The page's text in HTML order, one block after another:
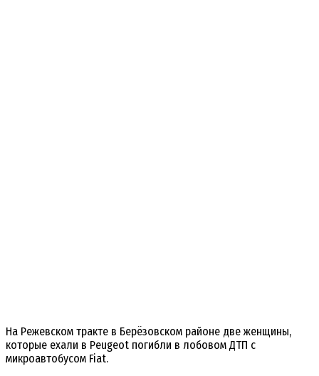
На Режевском тракте в Берёзовском районе две женщины,
которые ехали в Peugeot погибли в лобовом ДТП с
микроавтобусом Fiat.